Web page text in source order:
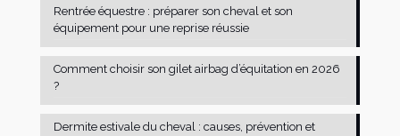
Rentrée équestre : préparer son cheval et son
équipement pour une reprise réussie
Comment choisir son gilet airbag d’équitation en 2026
?
Dermite estivale du cheval : causes, prévention et